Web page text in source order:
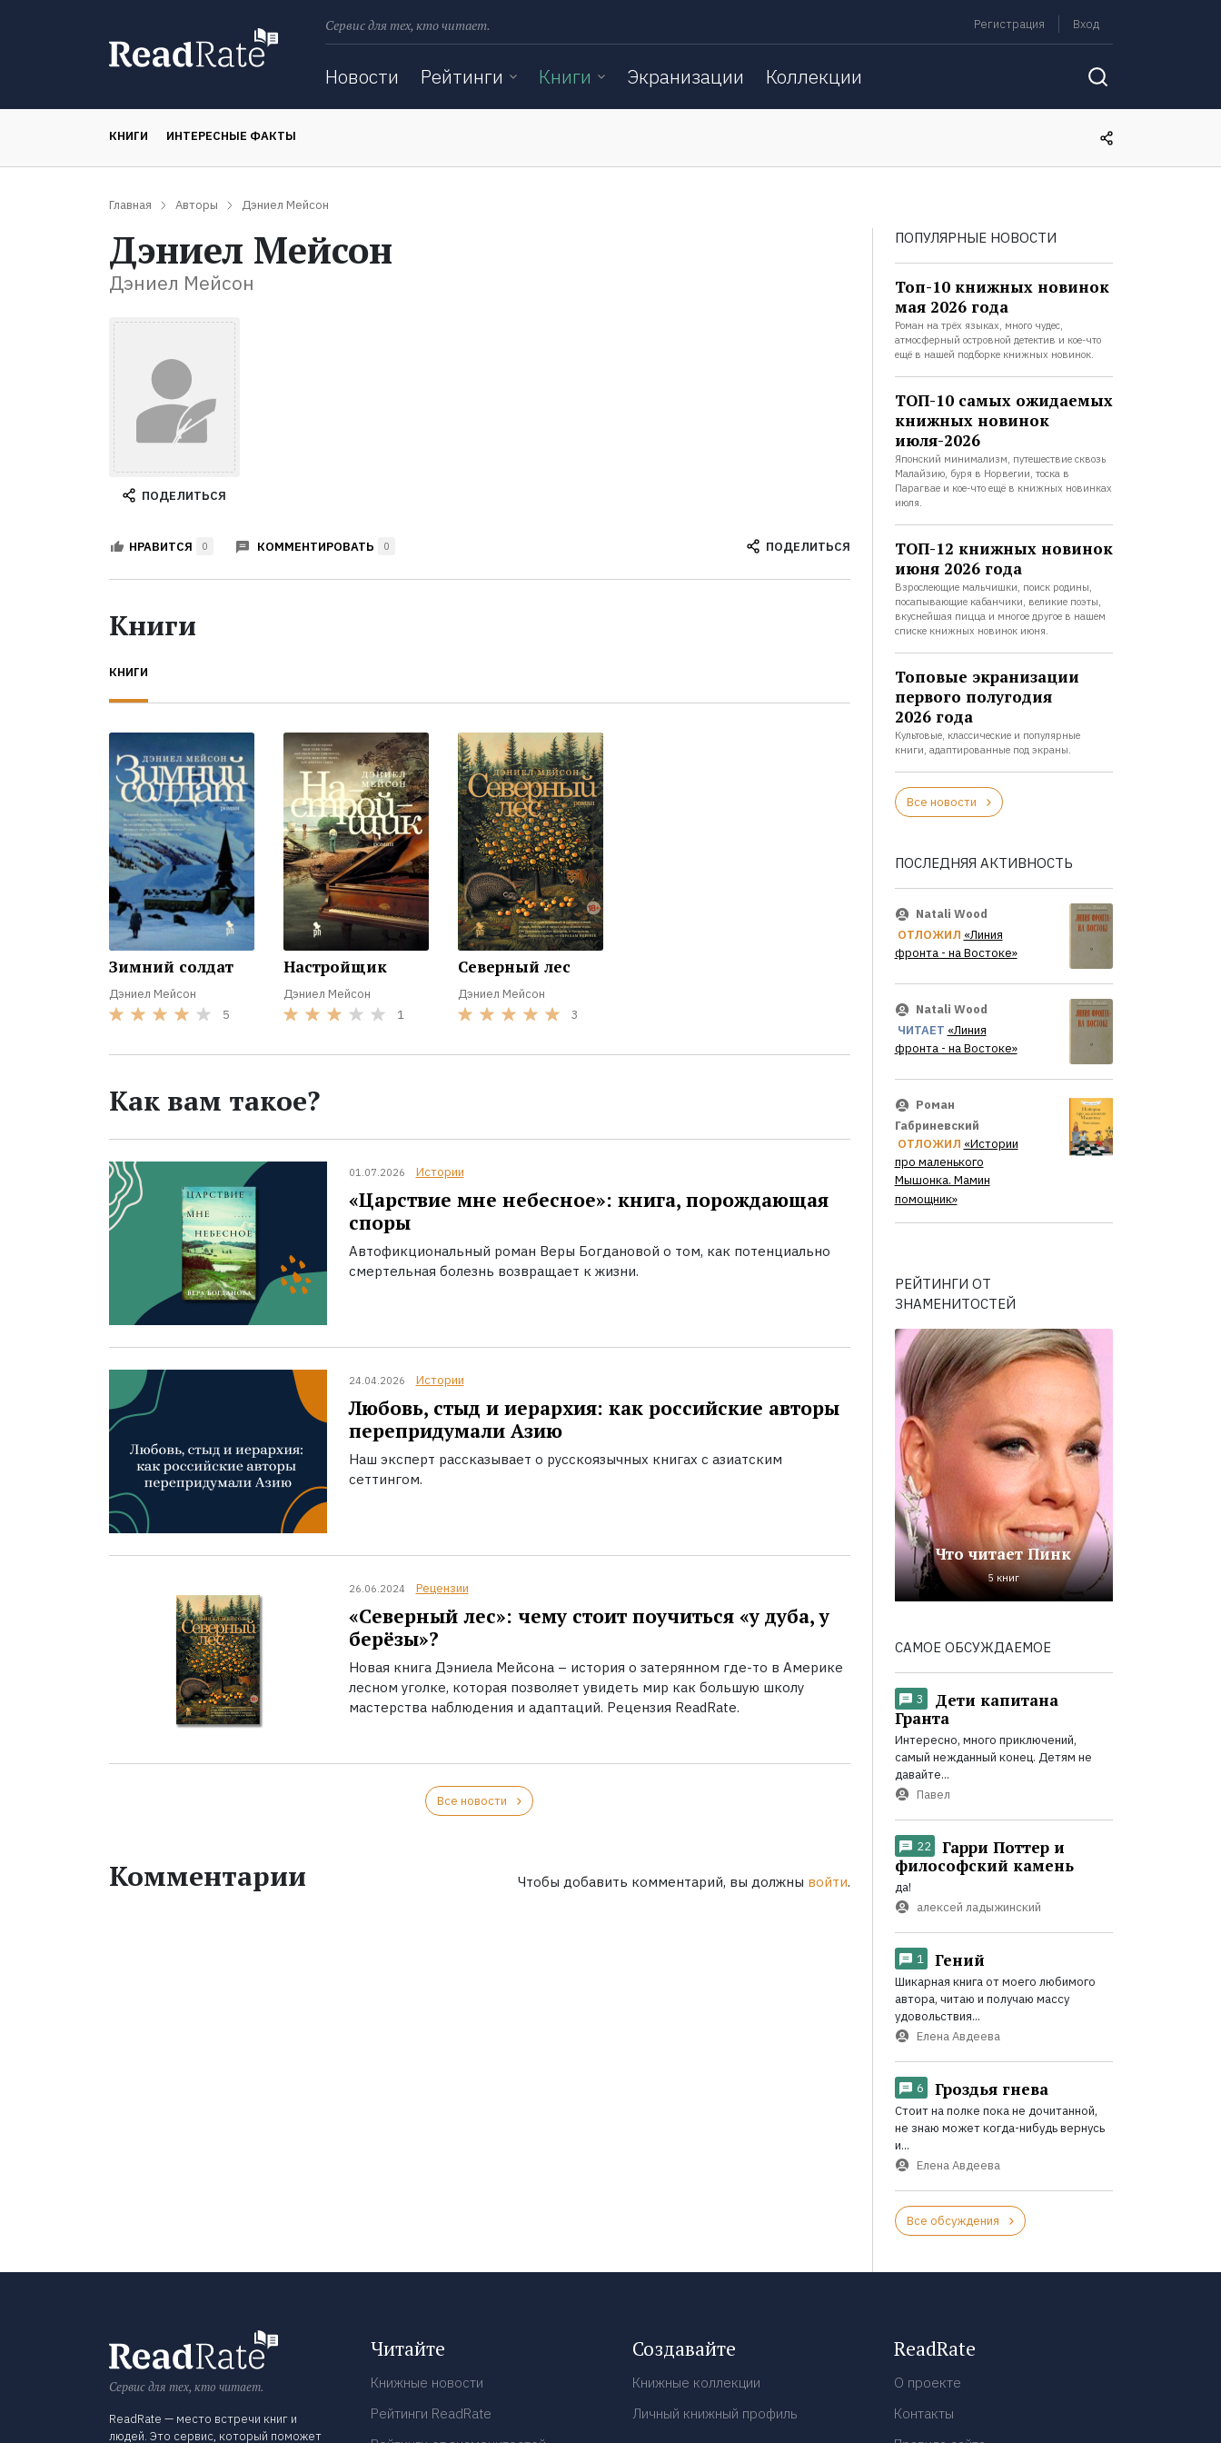
Сервис для тех, кто читает. Регистрация Вход
Новости Рейтинги Книги Экранизации Коллекции
КНИГИ ИНТЕРЕСНЫЕ ФАКТЫ
Главная Авторы Дэниел Мейсон
Дэниел Мейсон
Дэниел Мейсон
ПОДЕЛИТЬСЯ
НРАВИТСЯ 0 КОММЕНТИРОВАТЬ 0 ПОДЕЛИТЬСЯ
Книги
КНИГИ
Зимний солдат
Дэниел Мейсон
5
Настройщик
Дэниел Мейсон
1
Северный лес
Дэниел Мейсон
3
Как вам такое?
01.07.2026 Истории
«Царствие мне небесное»: книга, порождающая
споры
Автофикциональный роман Веры Богдановой о том, как потенциально
смертельная болезнь возвращает к жизни.
24.04.2026 Истории
Любовь, стыд и иерархия: как российские авторы
перепридумали Азию
Наш эксперт рассказывает о русскоязычных книгах с азиатским
сеттингом.
26.06.2024 Рецензии
«Северный лес»: чему стоит поучиться «у дуба, у
берёзы»?
Новая книга Дэниела Мейсона – история о затерянном где-то в Америке
лесном уголке, которая позволяет увидеть мир как большую школу
мастерства наблюдения и адаптаций. Рецензия ReadRate.
Все новости
Комментарии Чтобы добавить комментарий, вы должны войти.
ПОПУЛЯРНЫЕ НОВОСТИ
Топ-10 книжных новинок
мая 2026 года
Роман на трёх языках, много чудес,
атмосферный островной детектив и кое-что
ещё в нашей подборке книжных новинок.
ТОП-10 самых ожидаемых
книжных новинок
июля-2026
Японский минимализм, путешествие сквозь
Малайзию, буря в Норвегии, тоска в
Парагвае и кое-что ещё в книжных новинках
июля.
ТОП-12 книжных новинок
июня 2026 года
Взрослеющие мальчишки, поиск родины,
посапывающие кабанчики, великие поэты,
вкуснейшая пицца и многое другое в нашем
списке книжных новинок июня.
Топовые экранизации
первого полугодия
2026 года
Культовые, классические и популярные
книги, адаптированные под экраны.
Все новости
ПОСЛЕДНЯЯ АКТИВНОСТЬ
Natali Wood
ОТЛОЖИЛ «Линия
фронта - на Востоке»
Natali Wood
ЧИТАЕТ «Линия
фронта - на Востоке»
Роман
Габриневский
ОТЛОЖИЛ «Истории
про маленького
Мышонка. Мамин
помощник»
РЕЙТИНГИ ОТ
ЗНАМЕНИТОСТЕЙ
Что читает Пинк
5 книг
САМОЕ ОБСУЖДАЕМОЕ
3
Дети капитана
Гранта
Интересно, много приключений,
самый нежданный конец. Детям не
давайте...
Павел
22
Гарри Поттер и
философский камень
да!
алексей ладыжинский
1 Гений
Шикарная книга от моего любимого
автора, читаю и получаю массу
удовольствия...
Елена Авдеева
6 Гроздья гнева
Стоит на полке пока не дочитанной,
не знаю может когда-нибудь вернусь
и...
Елена Авдеева
Все обсуждения
Сервис для тех, кто читает.
ReadRate — место встречи книг и
людей. Это сервис, который поможет
Читайте
Книжные новости
Рейтинги ReadRate
Создавайте
Книжные коллекции
Личный книжный профиль
ReadRate
О проекте
Контакты